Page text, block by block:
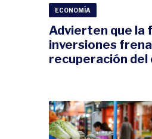
ECONOMÍA
Advierten que la
inversiones
recuperación del